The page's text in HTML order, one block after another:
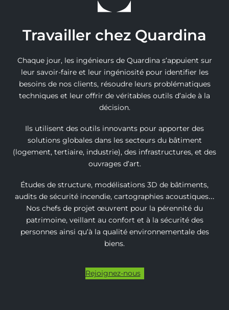
Travailler chez Quardina
Chaque jour, les ingénieurs de Quardina s’appuient sur
leur savoir-faire et leur ingéniosité pour identifier les
besoins de nos clients, résoudre leurs problématiques
techniques et leur offrir de véritables outils d’aide à la
décision.
Ils utilisent des outils innovants pour apporter des
solutions globales dans les secteurs du bâtiment
(logement, tertiaire, industrie), des infrastructures, et des
ouvrages d’art.
Études de structure, modélisations 3D de bâtiments,
audits de sécurité incendie, cartographies acoustiques…
Nos chefs de projet œuvrent pour la pérennité du
patrimoine, veillant au confort et à la sécurité des
personnes ainsi qu’à la qualité environnementale des
biens.
Rejoignez-nous